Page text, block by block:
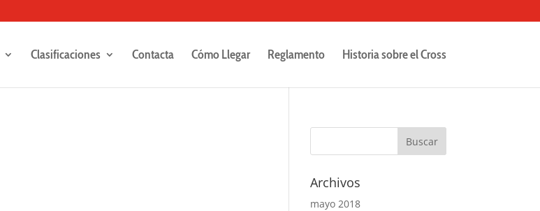
Clasificaciones Contacta Cómo Llegar Reglamento Historia sobre el Cross
Archivos
mayo 2018